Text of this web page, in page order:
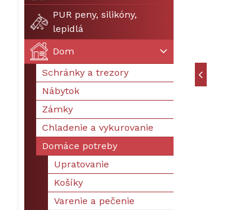
PUR peny, silikóny,
lepidlá
Dom
Schránky a trezory
Nábytok
Zámky
Chladenie a vykurovanie
Domáce potreby
Upratovanie
Košíky
Varenie a pečenie